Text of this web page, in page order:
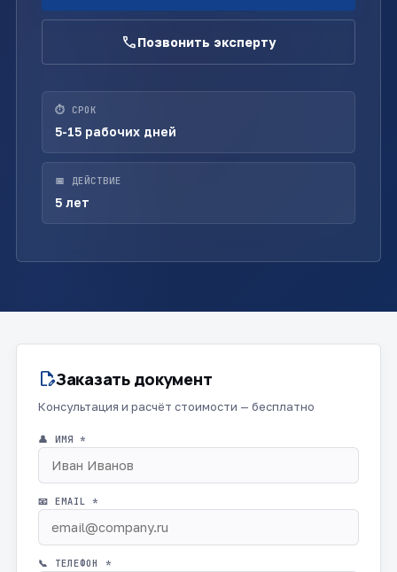
callПозвонить эксперту
⏱ СРОК
5-15 рабочих дней
📅 ДЕЙСТВИЕ
5 лет
edit_documentЗаказать документ
Консультация и расчёт стоимости — бесплатно
👤 ИМЯ *
📧 EMAIL *
📞 ТЕЛЕФОН *